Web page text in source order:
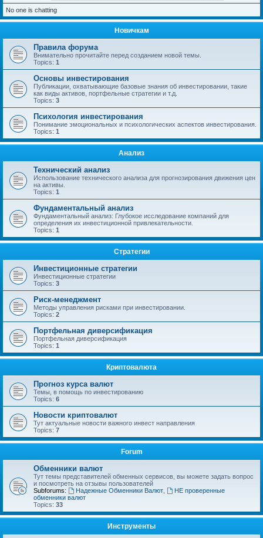
No one is chatting
Новичкам
Правила форума
Внимательно прочитайте перед созданием новой темы.
Topics: 1
Основы инвестирования
Публикации, охватывающие базовые знания об инвестировании, такие
как виды активов, портфельные стратегии и т.д.
Topics: 3
Психология инвестирования
Понимание эмоциональных и психологических аспектов инвестирования.
Topics: 1
Анализ
Технический анализ
Использование технического анализа для прогнозирования движения цен
на активы.
Topics: 1
Фундаментальный анализ
Фундаментальный анализ: Глубокое исследование компаний для
определения их инвестиционной привлекательности.
Topics: 1
Стратегии
Инвестиционные стратегии
Инвестиционные стратегии
Topics: 3
Риск-менеджмент
Методы управления рисками при инвестировании.
Topics: 2
Портфельная диверсификация
Портфельная диверсификация
Topics: 1
Криптовалюта
Прогноз курса валют
Темы, в помощь по инвестированию
Topics: 6
Новости криптовалют
Тут актуальные новости важного инвест направления
Topics: 7
Forum
Обменники валют
Тут темы представителей обменных сервисов, вы можете задать вопрос
и посмотреть на отзывы пользователей
Subforums:
Надежные Обменники Валют,
НЕ проверенные
обменники валют
Topics: 33
Инструменты